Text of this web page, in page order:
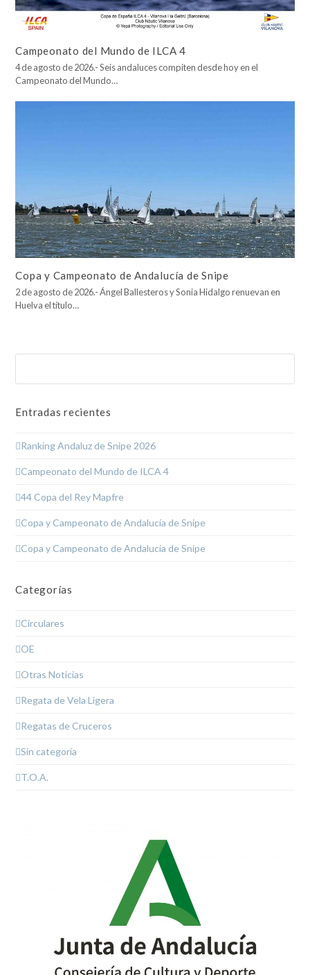
Campeonato del Mundo de ILCA 4
4 de agosto de 2026.- Seis andaluces compiten desde hoy en el
Campeonato del Mundo…
Copa y Campeonato de Andalucía de Snipe
2 de agosto de 2026.- Ángel Ballesteros y Sonia Hidalgo renuevan en
Huelva el título…
Entradas recientes
Ranking Andaluz de Snipe 2026
Campeonato del Mundo de ILCA 4
44 Copa del Rey Mapfre
Copa y Campeonato de Andalucía de Snipe
Copa y Campeonato de Andalucía de Snipe
Categorías
Circulares
OE
Otras Noticias
Regata de Vela Ligera
Regatas de Cruceros
Sin categoría
T.O.A.